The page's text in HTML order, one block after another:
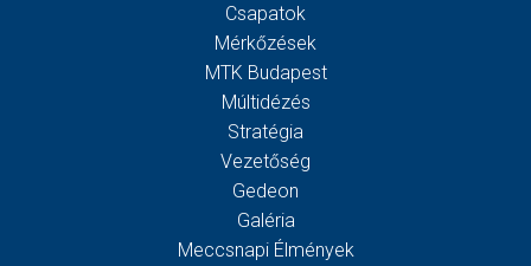
Csapatok
Mérkőzések
MTK Budapest
Múltidézés
Stratégia
Vezetőség
Gedeon
Galéria
Meccsnapi Élmények